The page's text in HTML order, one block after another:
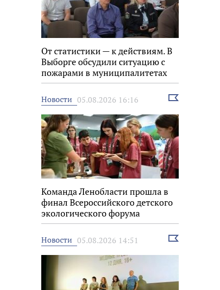
От статистики — к действиям. В
Выборге обсудили ситуацию с
пожарами в муниципалитетах
Новости 05.08.2026 16:16
Выбрать
Команда Ленобласти прошла в
финал Всероссийского детского
экологического форума
Новости 05.08.2026 14:51
Выбрать